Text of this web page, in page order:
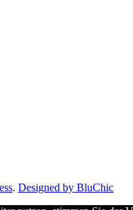
. Designed by BluChic